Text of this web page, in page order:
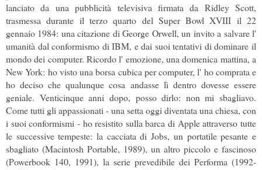
lanciato da una pubblicità televisiva firmata da Ridley Scott,
trasmessa durante il terzo quarto del Super Bowl XVIII il 22
gennaio 1984: una citazione di George Orwell, un invito a salvare l'
umanità dal conformismo di IBM, e dai suoi tentativi di dominare il
mondo dei computer. Ricordo l' emozione, una domenica mattina, a
New York: ho visto una borsa cubica per computer, l' ho comprata e
ho deciso che qualunque cosa andasse lì dentro dovesse essere
geniale. Venticinque anni dopo, posso dirlo: non mi sbagliavo.
Come tutti gli appassionati - una setta oggi diventata una chiesa, con
i suoi conformismi - ho resistito sulla barca di Apple attraverso tutte
le successive tempeste: la cacciata di Jobs, un portatile pesante e
sbagliato (Macintosh Portable, 1989), un altro piccolo e fascinoso
(Powerbook 140, 1991), la serie prevedibile dei Performa (1992-